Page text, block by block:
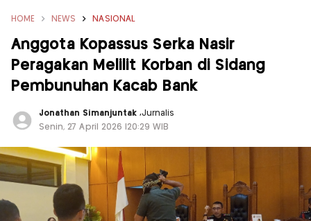
HOME NEWS NASIONAL
Anggota Kopassus Serka Nasir
Peragakan Melilit Korban di Sidang
Pembunuhan Kacab Bank
Jonathan Simanjuntak,Jurnalis
Senin, 27 April 2026 |20:29 WIB